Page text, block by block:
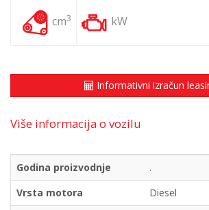
cm3 kW
Informativni izračun
Više informacija o vozilu
Godina proizvodnje
.
Vrsta motora
Diesel